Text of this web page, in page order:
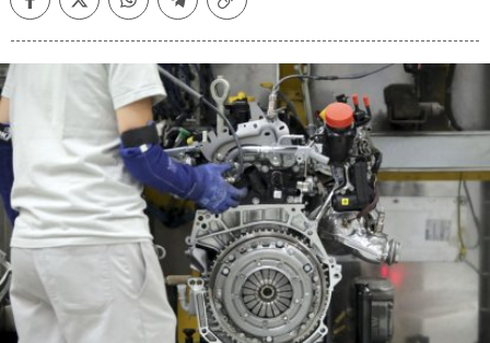
FacebookTwitterWhatsappTelegramCopiar